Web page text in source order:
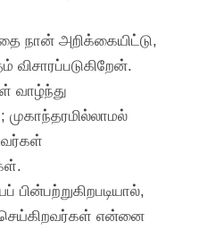
நான் அறிக்கையிட்டு,
விசாரப்படுகிறேன்.
வாழ்ந்து
முகாந்தரமில்லாமல்
என்னை